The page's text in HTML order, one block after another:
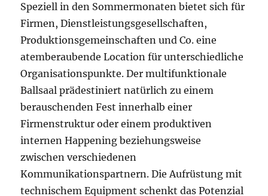
Speziell in den Sommermonaten bietet sich für
Firmen, Dienstleistungsgesellschaften,
Produktionsgemeinschaften und Co. eine
atemberaubende Location für unterschiedliche
Organisationspunkte. Der multifunktionale
Ballsaal prädestiniert natürlich zu einem
berauschenden Fest innerhalb einer
Firmenstruktur oder einem produktiven
internen Happening beziehungsweise
zwischen verschiedenen
Kommunikationspartnern. Die Aufrüstung mit
technischem Equipment schenkt das Potenzial